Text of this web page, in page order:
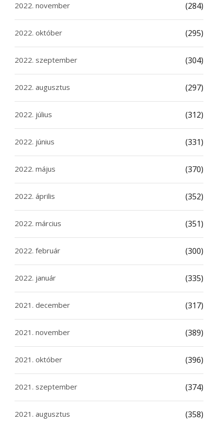
2022. november (284)
2022. október (295)
2022. szeptember (304)
2022. augusztus (297)
2022. július (312)
2022. június (331)
2022. május (370)
2022. április (352)
2022. március (351)
2022. február (300)
2022. január (335)
2021. december (317)
2021. november (389)
2021. október (396)
2021. szeptember (374)
2021. augusztus (358)